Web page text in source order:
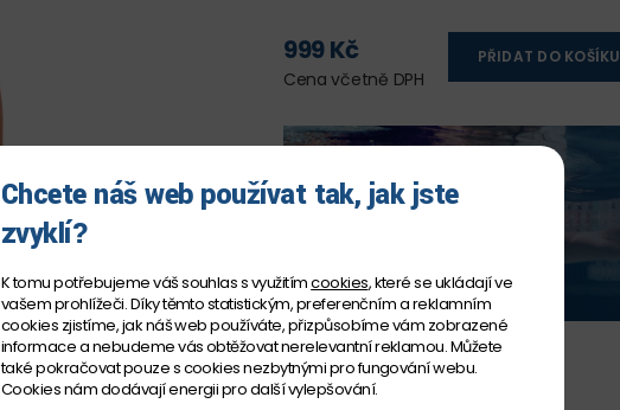
999 Kč
Cena včetně DPH
PŘIDAT DO KOŠÍKU
Chcete náš web používat tak, jak jste
zvyklí?
K tomu potřebujeme váš souhlas s využitímcookies, které se ukládají ve
vašem prohlížeči. Díky těmto statistickým, preferenčním a reklamním
cookies zjistíme, jak náš web používáte, přizpůsobíme vám zobrazené
informace a nebudeme vás obtěžovat nerelevantní reklamou. Můžete
také pokračovat pouze s cookies nezbytnými pro fungování webu.
Cookies nám dodávají energii pro další vylepšování.